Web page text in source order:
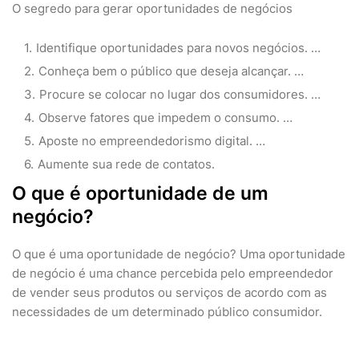
O segredo para gerar oportunidades de negócios
Identifique oportunidades para novos negócios. …
Conheça bem o público que deseja alcançar. …
Procure se colocar no lugar dos consumidores. …
Observe fatores que impedem o consumo. …
Aposte no empreendedorismo digital. …
Aumente sua rede de contatos.
O que é oportunidade de um
negócio?
O que é uma oportunidade de negócio? Uma oportunidade
de negócio é uma chance percebida pelo empreendedor
de vender seus produtos ou serviços de acordo com as
necessidades de um determinado público consumidor.